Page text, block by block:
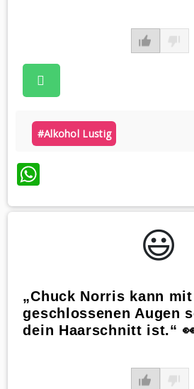
#alkohol Lustig
WhatsApp
😃️
„Chuck Norris kann mit
geschlossenen Augen
dein Haarschnitt ist.“